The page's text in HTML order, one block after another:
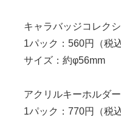
キャラバッジコレク
1パック：560円（税
サイズ：約φ56mm
アクリルキーホルダ
1パック：770円（税